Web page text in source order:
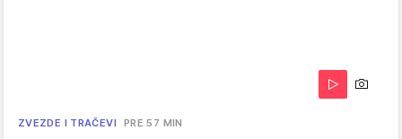
ZVEZDE I TRAČEVI PRE 57 MIN